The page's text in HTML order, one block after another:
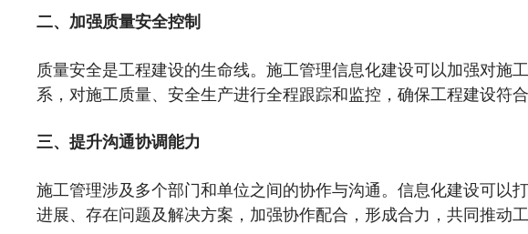
二、加强质量安全控制
质量安全是工程建设的生命线。施工管理信息化建设可以加强对
系，对施工质量、安全生产进行全程跟踪和监控，确保工程建设符合
三、提升沟通协调能力
施工管理涉及多个部门和单位之间的协作与沟通。信息化建设可
进展、存在问题及解决方案，加强协作配合，形成合力，共同推动工